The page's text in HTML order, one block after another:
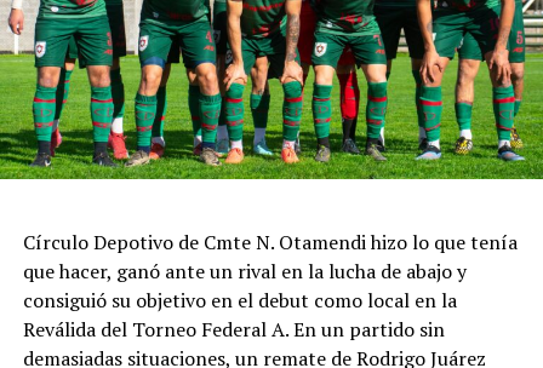
Círculo Depotivo de Cmte N. Otamendi hizo lo que tenía
que hacer, ganó ante un rival en la lucha de abajo y
consiguió su objetivo en el debut como local en la
Reválida del Torneo Federal A. En un partido sin
demasiadas situaciones, un remate de Rodrigo Juárez